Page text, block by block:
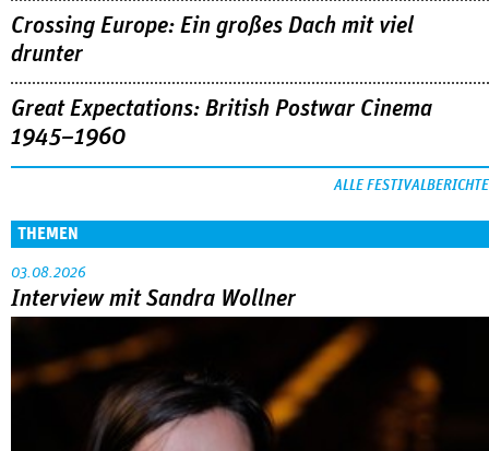
Crossing Europe: Ein großes Dach mit viel
drunter
Great Expectations: British Postwar Cinema
1945–1960
ALLE FESTIVALBERICHTE
THEMEN
03.08.2026
Interview mit Sandra Wollner